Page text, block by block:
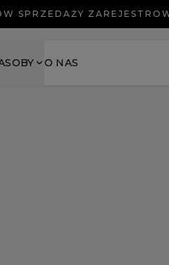
SPRZEDAŻY
O NAS